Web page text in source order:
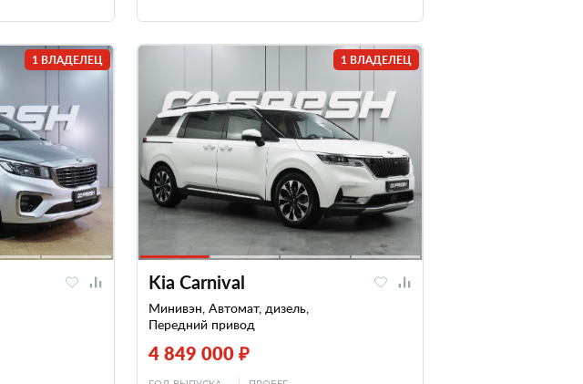
1 ВЛАДЕЛЕЦ 1 ВЛАДЕЛЕЦ
Kia Carnival
Минивэн, Автомат, дизель,
Передний привод
4 849 000 ₽